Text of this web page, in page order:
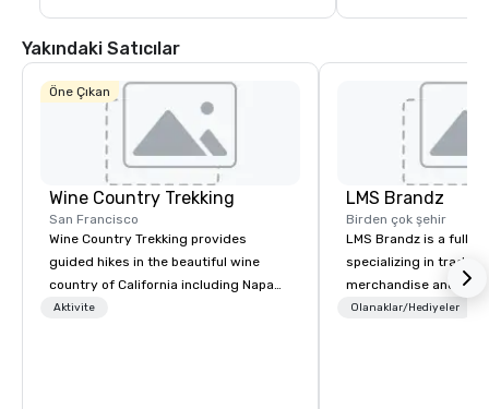
Yakındaki Satıcılar
Öne Çıkan
Wine Country Trekking
San Francisco
Wine Country Trekking provides
guided hikes in the beautiful wine
country of California including Napa
and Sonoma Valleys. These
Aktivite
LMS Brandz
Birden çok şehir
LMS Brandz is a full-
specializing in trade
merchandise and
booth giveaways and
Olanaklar/Hediyeler